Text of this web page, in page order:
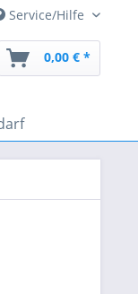
Service/Hilfe
0,00 € *